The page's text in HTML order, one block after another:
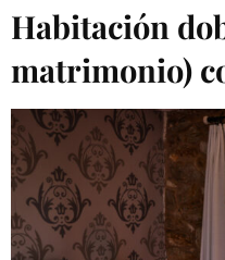
Habitación
matrimonio)